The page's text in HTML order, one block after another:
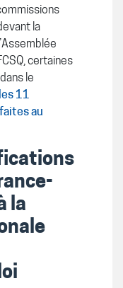
la
certaines
le
11
au
la